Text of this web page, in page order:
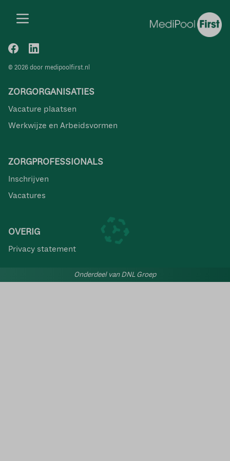
© 2026 door medipoolfirst.nl
ZORGORGANISATIES
Vacature plaatsen
Werkwijze en Arbeidsvormen
ZORGPROFESSIONALS
Inschrijven
Vacatures
OVERIG
Privacy statement
Onderdeel van DNL Groep